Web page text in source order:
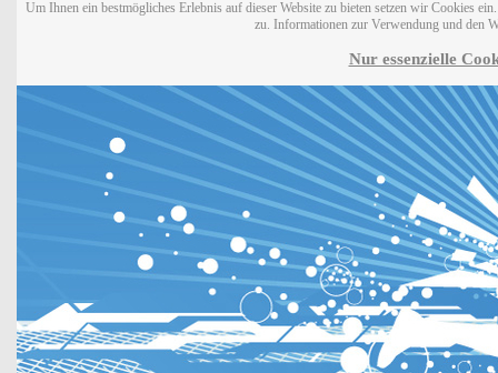
Um Ihnen ein bestmögliches Erlebnis auf dieser Website zu bieten setzen wir Cookies
zu. Informationen zur Verwendung und den
Nur essenzielle